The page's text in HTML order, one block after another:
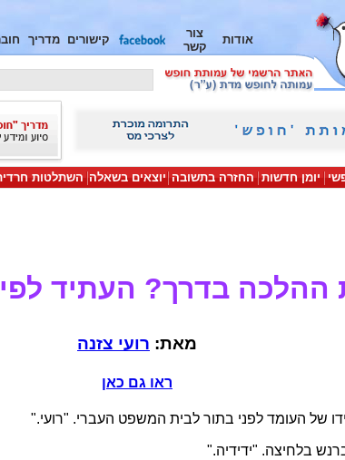
אודות
צור
קשר
קישורים מדריך
יומן חדשות החזרה בתשובה יוצאים בשאלה השתלטות
ההלכה בדרך? העתיד
מאת: רועי צזנה
ראו גם כאן
של העומד לפני בתור לבית המשפט העברי. "רועי."
בלחיצה. "ידידיה."